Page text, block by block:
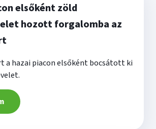
elsőként zöld
hozott forgalomba az
a hazai piacon elsőként bocsátott ki